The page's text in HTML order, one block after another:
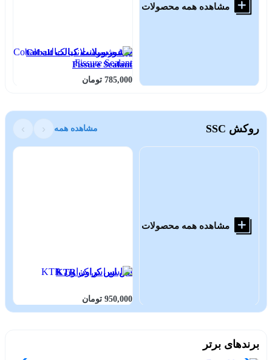
مشاهده همه محصولات
فیشورسیلانت کبالت Cobalt
Fissure Sealant
785,000 تومان
روکش SSC مشاهده همه ‹
›
مشاهده همه محصولات
اس اس کراون KTR
950,000 تومان
برندهای برتر